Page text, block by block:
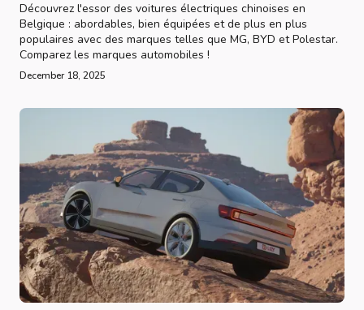
Découvrez l'essor des voitures électriques chinoises en
Belgique : abordables, bien équipées et de plus en plus
populaires avec des marques telles que MG, BYD et Polestar.
Comparez les marques automobiles !
December 18, 2025